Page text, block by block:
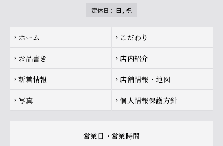
定休日 : 日, 祝
Footer navigation
chevron_right ホーム chevron_right こだわり
chevron_right お品書き chevron_right 店内紹介
chevron_right 新着情報 chevron_right 店舗情報・地図
chevron_right 写真 chevron_right 個人情報保護方針
営業日・営業時間